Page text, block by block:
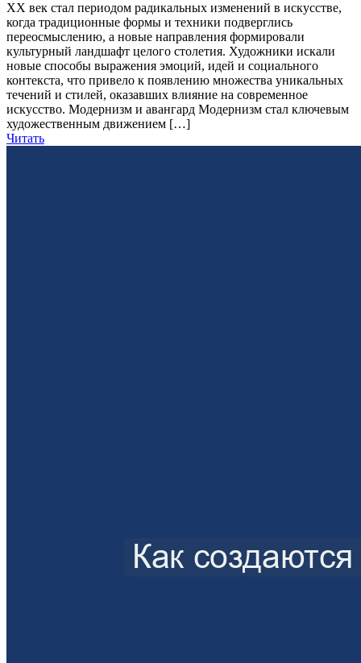
XX век стал периодом радикальных изменений в искусстве,
когда традиционные формы и техники подверглись
переосмыслению, а новые направления формировали
культурный ландшафт целого столетия. Художники искали
новые способы выражения эмоций, идей и социального
контекста, что привело к появлению множества уникальных
течений и стилей, оказавших влияние на современное
искусство. Модернизм и авангард Модернизм стал ключевым
художественным движением […]
Читать